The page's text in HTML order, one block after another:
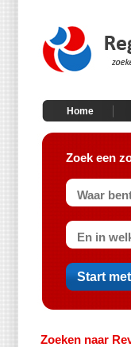
Home
Zoek een
Zoeken naar